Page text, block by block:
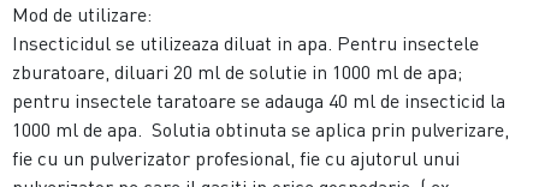
Mod de utilizare:
Insecticidul se utilizeaza diluat in apa. Pentru insectele
zburatoare, diluari 20 ml de solutie in 1000 ml de apa;
pentru insectele taratoare se adauga 40 ml de insecticid la
1000 ml de apa. Solutia obtinuta se aplica prin pulverizare,
fie cu un pulverizator profesional, fie cu ajutorul unui